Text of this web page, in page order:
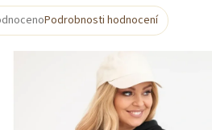
Podrobnosti hodnocení